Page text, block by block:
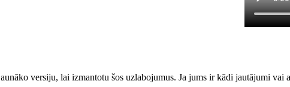
versiju, lai izmantotu šos uzlabojumus. Ja jums ir kādi jautājumi